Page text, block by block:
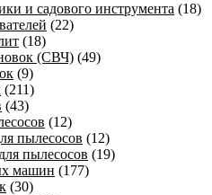
и садового инструмента (18)
(22)
(18)
(СВЧ) (49)
(9)
(211)
(43)
(12)
пылесосов (12)
пылесосов (19)
машин (177)
(30)